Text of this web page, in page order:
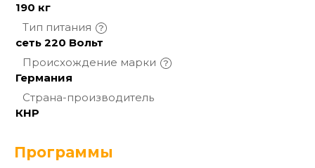
190 кг
Тип питания
сеть 220 Вольт
Происхождение марки
Германия
Страна-производитель
КНР
Программы